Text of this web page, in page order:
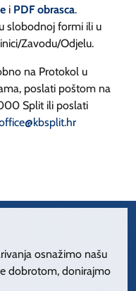
i PDF obrasca.
slobodnoj formi ili u
Zavodu/Odjelu.
na Protokol u
poslati poštom na
000 Split ili poslati
osnažimo našu
dobrotom, donirajmo